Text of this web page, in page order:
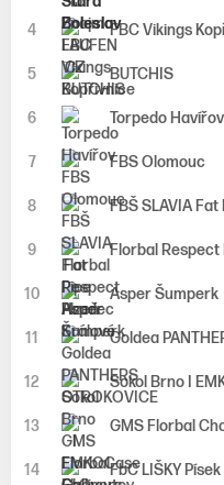
4 FBC Vikings
5 BUTCHIS
6 Torpedo Havířov
7 FBS Olomouc
8 FBŠ SLAVIA Fat
9 Florbal
10 Asper Šumperk
11 Goldea
12 Sokol Brno I
13 GMS Florbal
14 FbC LIŠKY Písek